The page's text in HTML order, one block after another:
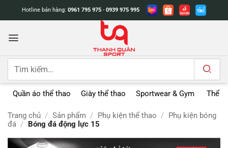
dung
Hotline bán hàng: 0961 795 975 - 0939 975 995
Tìm
Quần áo thể thao Giày thể thao Sportwear & Gym Thể
Trang chủ / Sản phẩm / Phụ kiện thể thao /
Phụ kiện bóng
đá / Bóng đá động lực 15